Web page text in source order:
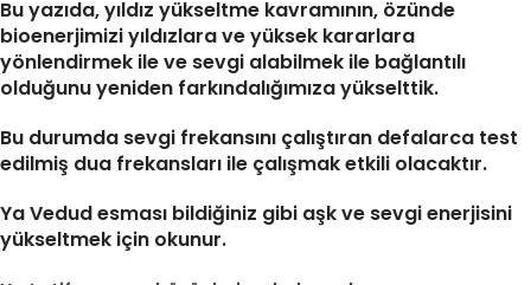
Bu yazıda, yıldız yükseltme kavramının, özünde
bioenerjimizi yıldızlara ve yüksek kararlara
yönlendirmek ile ve sevgi alabilmek ile bağlantılı
olduğunu yeniden farkındalığımıza yükselttik.
Bu durumda sevgi frekansını çalıştıran defalarca test
edilmiş dua frekansları ile çalışmak etkili olacaktır.
Ya Vedud esması bildiğiniz gibi aşk ve sevgi enerjisini
yükseltmek için okunur.